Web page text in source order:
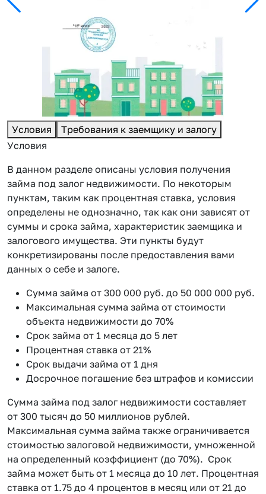
Условия
Требования к заемщику и залогу
Условия
В данном разделе описаны условия получения
займа под залог недвижимости. По некоторым
пунктам, таким как процентная ставка, условия
определены не однозначно, так как они зависят от
суммы и срока займа, характеристик заемщика и
залогового имущества. Эти пункты будут
конкретизированы после предоставления вами
данных о себе и залоге.
Сумма займа от 300 000 руб. до 50 000 000 руб.
Максимальная сумма займа от стоимости
объекта недвижимости до 70%
Срок займа от 1 месяца до 5 лет
Процентная ставка от 21%
Срок выдачи займа от 1 дня
Досрочное погашение без штрафов и комиссии
Сумма займа под залог недвижимости составляет
от 300 тысяч до 50 миллионов рублей.
Максимальная сумма займа также ограничивается
стоимостью залоговой недвижимости, умноженной
на определенный коэффициент (до 70%). Срок
займа может быть от 1 месяца до 10 лет. Процентная
ставка от 1.75 до 4 процентов в месяц или от 21 до